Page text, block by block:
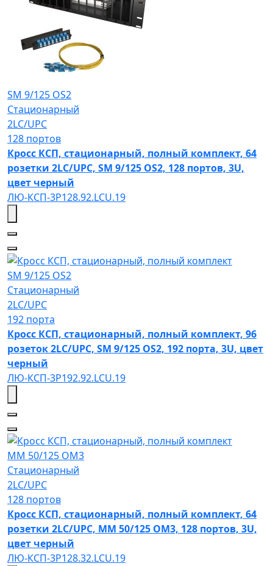
SM 9/125 OS2
Стационарный
2LC/UPC
128 портов
Кросс КСП, стационарный, полный комплект, 64
розетки 2LC/UPC, SM 9/125 OS2, 128 портов, 3U,
цвет черный
ЛЮ-КСП-3Р128.92.LCU.19
SM 9/125 OS2
Стационарный
2LC/UPC
192 порта
Кросс КСП, стационарный, полный комплект, 96
розеток 2LC/UPC, SM 9/125 OS2, 192 порта, 3U, цвет
черный
ЛЮ-КСП-3Р192.92.LCU.19
MM 50/125 OM3
Стационарный
2LC/UPC
128 портов
Кросс КСП, стационарный, полный комплект, 64
розетки 2LC/UPC, MM 50/125 OM3, 128 портов, 3U,
цвет черный
ЛЮ-КСП-3Р128.32.LCU.19